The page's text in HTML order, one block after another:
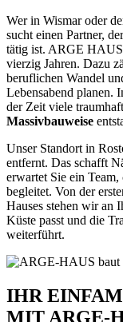
Wer in Wismar oder
sucht einen Partner,
tätig ist. ARGE HAUS
vierzig Jahren. Dazu
beruflichen Wandel
Lebensabend planen.
der Zeit viele
Massivbauweise
Unser Standort in
entfernt. Das schafft
erwartet Sie ein
begleitet. Von der
Hauses stehen wir an
Küste passt und die
weiterführt.
IHR
MIT ARGE-